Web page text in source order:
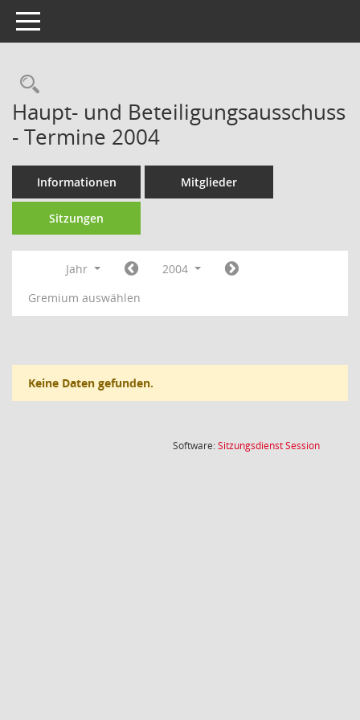
Toggle navigation
Rechercheauswahl
Haupt- und Beteiligungsausschuss
- Termine 2004
Informationen Mitglieder
Sitzungen
Jahr
2004
Gremium auswählen
Keine Daten gefunden.
Software:SitzungsdienstSession(Wird in